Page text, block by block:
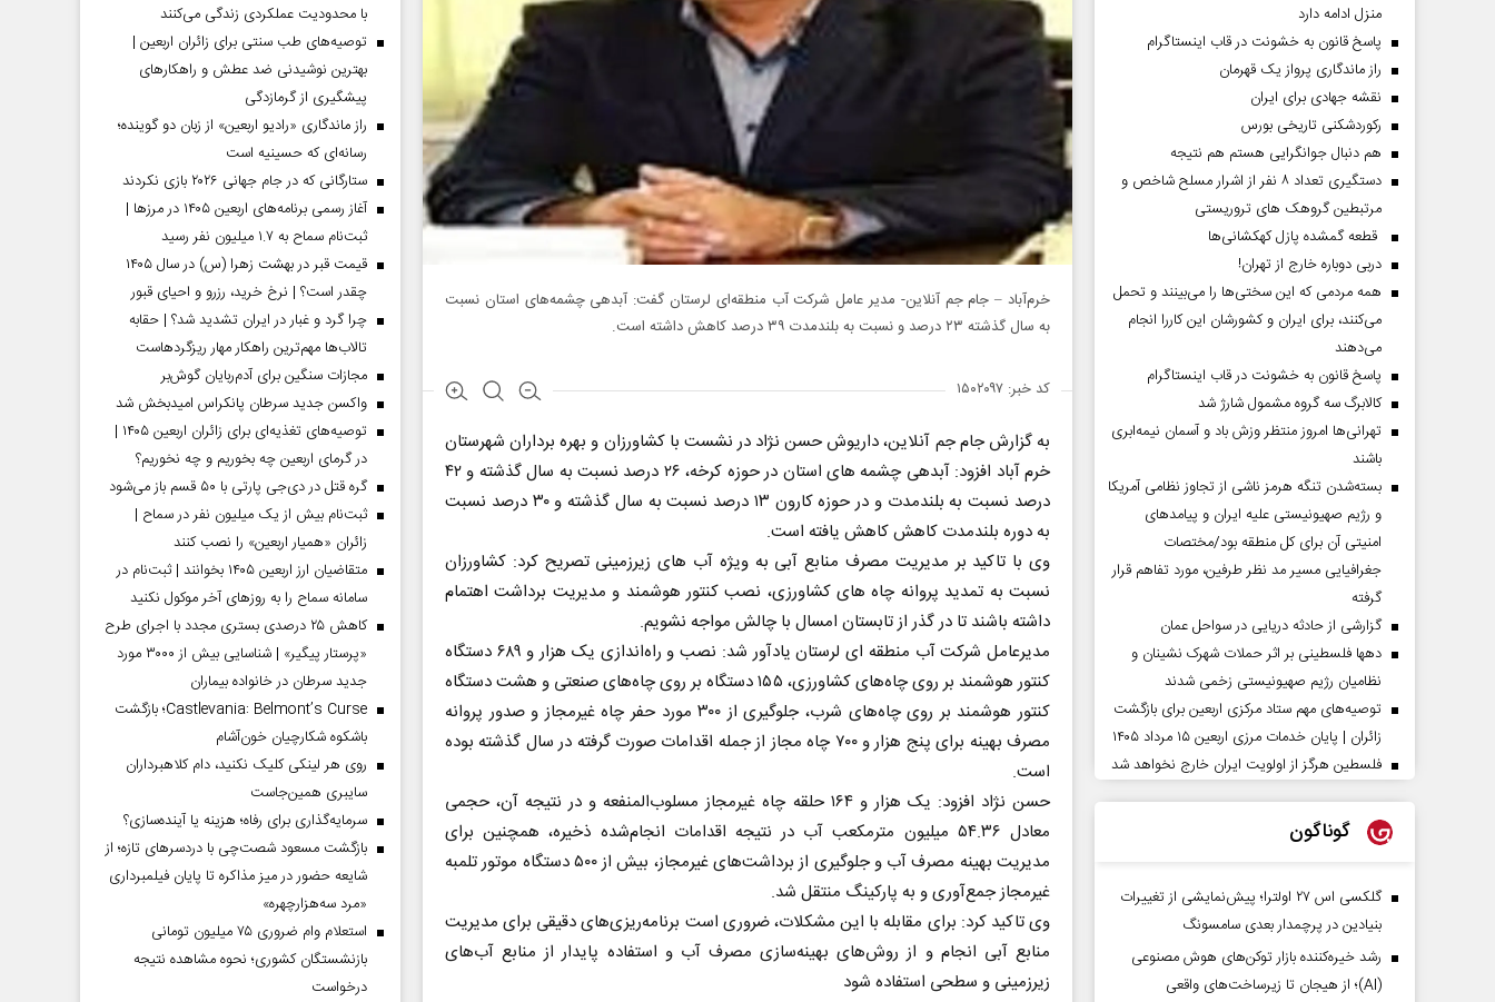
خرم‌آباد – جام جم آنلاین- مدیر عامل شرکت آب منطقه‌ای لرستان گفت: آبدهی چشمه‌های استان نسبت
به سال گذشته ۲۳ درصد و نسبت به بلندمدت ۳۹ درصد کاهش داشته است.
کد خبر: ۱۵۰۲۰۹۷
به گزارش جام جم آنلاین، داریوش حسن نژاد در نشست با کشاورزان و بهره برداران شهرستان
خرم آباد افزود: آبدهی چشمه های استان در حوزه کرخه، ۲۶ درصد نسبت به سال گذشته و ۴۲
درصد نسبت به بلندمدت و در حوزه کارون ۱۳ درصد نسبت به سال گذشته و ۳۰ درصد نسبت
به دوره بلندمدت کاهش کاهش یافته است.
وی با تاکید بر مدیریت مصرف منابع آبی به ویژه آب های زیرزمینی تصریح کرد: کشاورزان
نسبت به تمدید پروانه چاه های کشاورزی، نصب کنتور هوشمند و مدیریت برداشت اهتمام
داشته باشند تا در گذر از تابستان امسال با چالش مواجه نشویم.
مدیرعامل شرکت آب منطقه ای لرستان یادآور شد: نصب و راه‌اندازی یک هزار و ۶۸۹ دستگاه
کنتور هوشمند بر روی چاه‌های کشاورزی، ۱۵۵ دستگاه بر روی چاه‌های صنعتی و هشت دستگاه
کنتور هوشمند بر روی چاه‌های شرب، جلوگیری از ۳۰۰ مورد حفر چاه غیرمجاز و صدور پروانه
مصرف بهینه برای پنج هزار و ۷۰۰ چاه مجاز از جمله اقدامات صورت گرفته در سال گذشته بوده
است.
حسن نژاد افزود: یک هزار و ۱۶۴ حلقه چاه غیرمجاز مسلوب‌المنفعه و در نتیجه آن، حجمی
معادل ۵۴.۳۶ میلیون مترمکعب آب در نتیجه اقدامات انجام‌شده ذخیره، همچنین برای
مدیریت بهینه مصرف آب و جلوگیری از برداشت‌های غیرمجاز، بیش از ۵۰۰ دستگاه موتور تلمبه
غیرمجاز جمع‌آوری و به پارکینگ منتقل شد.
وی تاکید کرد: برای مقابله با این مشکلات، ضروری است برنامه‌ریزی‌های دقیقی برای مدیریت
منابع آبی انجام و از روش‌های بهینه‌سازی مصرف آب و استفاده پایدار از منابع آب‌های
زیرزمینی و سطحی استفاده شود
منزل ادامه دارد
پاسخ قانون به خشونت در قاب اینستاگرام
راز ماندگاری پرواز یک قهرمان
نقشه جهادی برای ایران
رکوردشکنی تاریخی بورس
هم دنبال جوانگرایی هستم هم نتیجه
دستگیری تعداد ۸ نفر از اشرار مسلح شاخص و
مرتبطین گروهک های تروریستی
قطعه گمشده پازل کهکشانی‌ها
دربی دوباره خارج از تهران!
همه مردمی که این سختی‌ها را می‌بینند و تحمل
می‌کنند، برای ایران و کشورشان این کاررا انجام
می‌دهند
پاسخ قانون به خشونت در قاب اینستاگرام
کالابرگ سه گروه مشمول شارژ شد
تهرانی‌ها امروز منتظر وزش باد و آسمان نیمه‌ابری
باشند
بسته‌شدن تنگه هرمز ناشی از تجاوز نظامی آمریکا
و رژیم صهیونیستی علیه ایران و پیامد‌های
امنیتی آن برای کل منطقه بود/مختصات
جغرافیایی مسیر مد نظر طرفین، مورد تفاهم قرار
گرفته
گزارشی از حادثه دریایی در سواحل عمان
دهها فلسطینی بر اثر حملات شهرک نشینان و
نظامیان رژیم صهیونیستی زخمی شدند
توصیه‌های مهم ستاد مرکزی اربعین برای بازگشت
زائران | پایان خدمات مرزی اربعین ۱۵ مرداد ۱۴۰۵
فلسطین هرگز از اولویت ایران خارج نخواهد شد
گوناگون
گلکسی اس ۲۷ اولترا؛ پیش‌نمایشی از تغییرات
بنیادین در پرچمدار بعدی سامسونگ
رشد خیره‌کننده بازار توکن‌های هوش مصنوعی
(AI)؛ از هیجان تا زیرساخت‌های واقعی
با محدودیت عملکردی زندگی می‌کنند
توصیه‌های طب سنتی برای زائران اربعین |
بهترین نوشیدنی ضد عطش و راهکارهای
پیشگیری از گرمازدگی
راز ماندگاری «رادیو اربعین» از زبان دو گوینده؛
رسانه‌ای که حسینیه است
ستارگانی که در جام جهانی ۲۰۲۶ بازی نکردند
آغاز رسمی برنامه‌های اربعین ۱۴۰۵ در مرز‌ها |
ثبت‌نام سماح به ۱.۷ میلیون نفر رسید
قیمت قبر در بهشت زهرا (س) در سال ۱۴۰۵
چقدر است؟ | نرخ خرید، رزرو و احیای قبور
چرا گرد و غبار در ایران تشدید شد؟ | حقابه
تالاب‌ها مهم‌ترین راهکار مهار ریزگردهاست
مجازات سنگین برای آدم‌ربایان گوش‌بر
واکسن جدید سرطان پانکراس امیدبخش شد
توصیه‌های تغذیه‌ای برای زائران اربعین ۱۴۰۵ |
در گرمای اربعین چه بخوریم و چه نخوریم؟
گره قتل در دی‌جی پارتی با ۵۰ قسم باز می‌شود
ثبت‌نام بیش از یک میلیون نفر در سماح |
زائران «همیار اربعین» را نصب کنند
متقاضیان ارز اربعین ۱۴۰۵ بخوانند | ثبت‌نام در
سامانه سماح را به روز‌های آخر موکول نکنید
کاهش ۲۵ درصدی بستری مجدد با اجرای طرح
«پرستار پیگیر» | شناسایی بیش از ۳۰۰۰ مورد
جدید سرطان در خانواده بیماران
Castlevania: Belmont’s Curse؛ بازگشت
باشکوه شکارچیان خون‌آشام
روی هر لینکی کلیک نکنید، دام کلاهبرداران
سایبری همین‌جاست
سرمایه‌گذاری برای رفاه؛ هزینه یا آینده‌سازی؟
بازگشت مسعود شصت‌چی با دردسر‌های تازه؛ از
شایعه حضور در میز مذاکره تا پایان فیلمبرداری
«مرد سه‌هزارچهره»
استعلام وام ضروری ۷۵ میلیون تومانی
بازنشستگان کشوری؛ نحوه مشاهده نتیجه
درخواست